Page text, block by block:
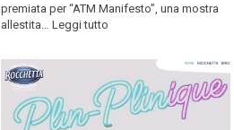
premiata per “ATM Manifesto”, una mostra
allestita… Leggi tutto
PREMIO
COMPASSO
D’ORO